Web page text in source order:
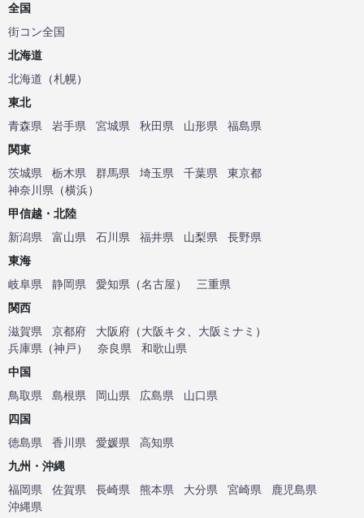
全国
街コン全国
北海道
北海道 （札幌）
東北
青森県
岩手県 宮城県 秋田県 山形県
福島県
関東
茨城県
栃木県 群馬県 埼玉県 千葉県
東京都
神奈川県 （横浜）
甲信越・北陸
新潟県
富山県 石川県 福井県 山梨県
長野県
東海
岐阜県
静岡県 愛知県 （名古屋）
三重県
関西
滋賀県
京都府 大阪府 （大阪キタ 大阪ミナミ ）
兵庫県 （神戸） 奈良県
和歌山県
中国
鳥取県
島根県 岡山県 広島県
山口県
四国
徳島県
香川県 愛媛県
高知県
九州・沖縄
福岡県
佐賀県 長崎県 熊本県 大分県 宮崎県
鹿児島県
沖縄県